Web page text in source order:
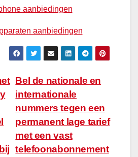
aanbiedingen
aanbiedingen
Bel de nationale en
internationale
nummers tegen een
permanent lage tarief
met een vast
telefoonabonnement